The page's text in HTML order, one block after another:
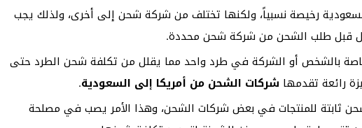
رخيصة نسبياً، ولكنها تختلف من شركة شحن إلى أخرى، ولذلك يجب
قبل طلب الشحن من شركة شحن محددة.
بالشخص أو الشركة في طرد واحد مما يقلل من تكلفة شحن الطرد حتى
شركات الشحن من أمريكا إلى السعودية.
ثابتة للمنتجات في بعض شركات الشحن، وهذا الأمر يصب في مصلحة